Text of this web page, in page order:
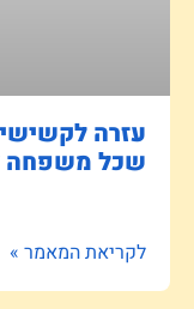
עזרה
שכל משפחה
לקריאת המאמר »